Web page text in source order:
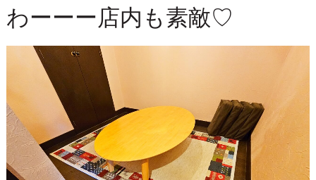
わーーー店内も素敵♡